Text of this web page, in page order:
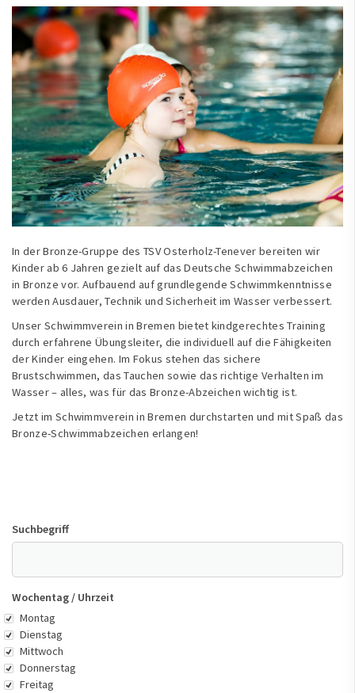
In der Bronze-Gruppe des TSV Osterholz-Tenever bereiten wir
Kinder ab 6 Jahren gezielt auf das Deutsche Schwimmabzeichen
in Bronze vor. Aufbauend auf grundlegende Schwimmkenntnisse
werden Ausdauer, Technik und Sicherheit im Wasser verbessert.
Unser Schwimmverein in Bremen bietet kindgerechtes Training
durch erfahrene Übungsleiter, die individuell auf die Fähigkeiten
der Kinder eingehen. Im Fokus stehen das sichere
Brustschwimmen, das Tauchen sowie das richtige Verhalten im
Wasser – alles, was für das Bronze-Abzeichen wichtig ist.
Jetzt im Schwimmverein in Bremen durchstarten und mit Spaß das
Bronze-Schwimmabzeichen erlangen!
Suchbegriff
Wochentag / Uhrzeit
Wochentag
Montag
Dienstag
Mittwoch
Donnerstag
Freitag